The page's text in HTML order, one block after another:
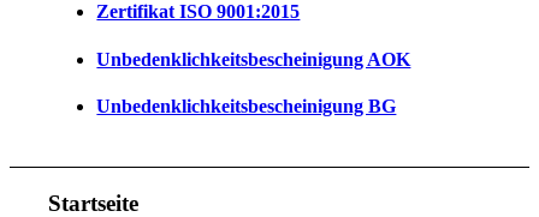
Zertifikat ISO 9001:2015
Unbedenklichkeitsbescheinigung AOK
Unbedenklichkeitsbescheinigung BG
Startseite